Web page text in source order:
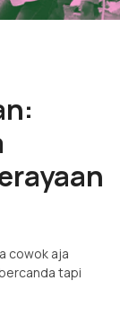
cowok aja
tapi